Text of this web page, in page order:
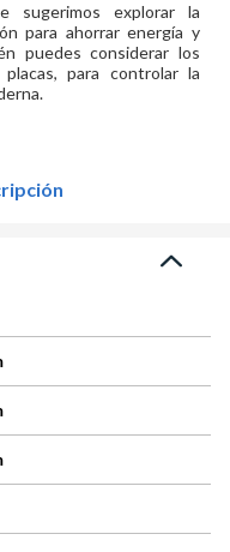
sugerimos explorar la
para ahorrar energía y
puedes considerar los
para controlar la